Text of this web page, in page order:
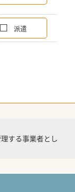
派遣
する事業者とし